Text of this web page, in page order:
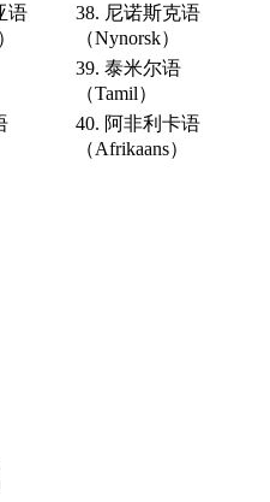
语
38. 尼诺斯克语
（Nynorsk）
39. 泰米尔语
（Tamil）
40. 阿非利卡语
（Afrikaans）